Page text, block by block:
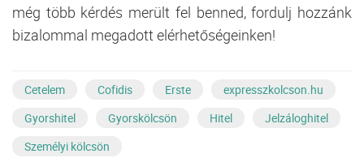
még több kérdés merült fel benned, fordulj hozzánk
bizalommal megadott elérhetőségeinken!
Cetelem Cofidis Erste
expresszkolcson.hu
Gyorshitel
Gyorskölcsön Hitel
Jelzáloghitel
Személyi kölcsön